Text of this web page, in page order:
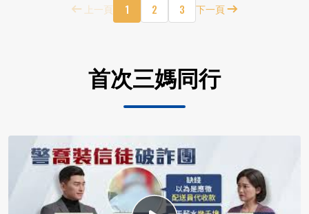
上一頁 1 2 3 下一頁
首次三媽同行